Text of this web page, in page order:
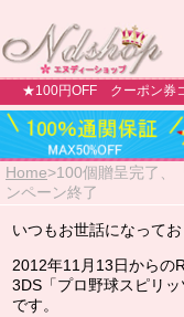
★100円OFF クーポン券
Home>100個贈呈完了、
ンペーン終了
いつもお世話になってお
2012年11月13日からの
3DS「プロ野球スピリ
です。